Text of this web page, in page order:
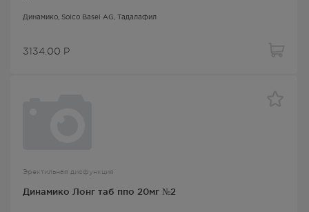
Динамико, Solco Basel AG, Тадалафил
3134.00 Р
Эректильная дисфункция
Динамико Лонг таб ппо 20мг №2